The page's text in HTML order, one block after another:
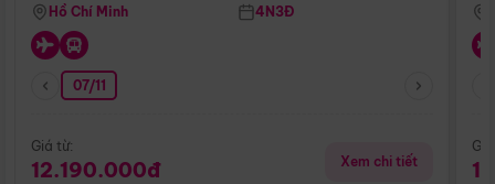
Hồ Chí Minh 4N3Đ
07/11
Giá từ:
12.190.000đ Xem chi tiết